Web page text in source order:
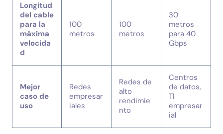
Longitud
del cable
para la
máxima
velocida
d
100
metros
100
metros
30
metros
para 40
Gbps
Mejor
caso de
uso
Redes
empresar
iales
Redes de
alto
rendimie
nto
Centros
de datos,
TI
empresar
ial